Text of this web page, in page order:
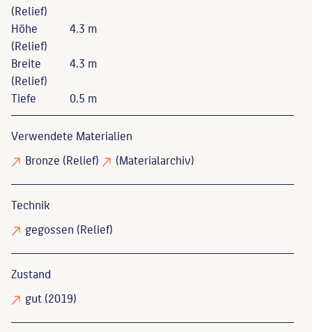
(Relief)
Höhe
(Relief)
Breite
(Relief)
Tiefe
4.3 m
4.3 m
0.5 m
Verwendete Materialien
Bronze (Relief) (Materialarchiv)
Technik
gegossen (Relief)
Zustand
gut(2019)